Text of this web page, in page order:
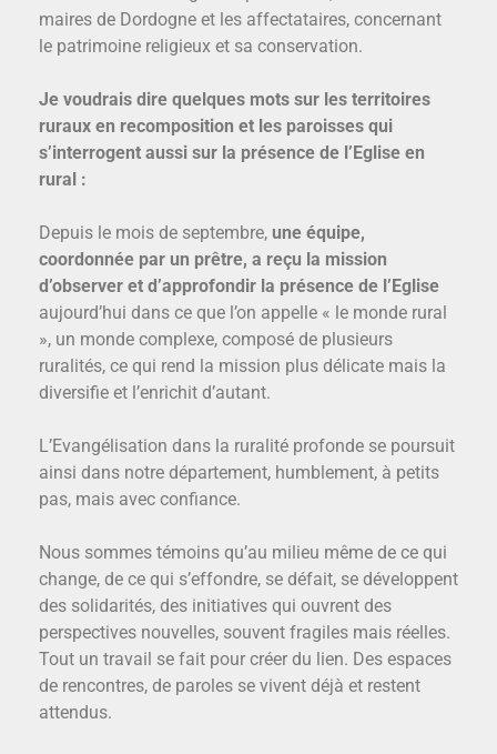
maires de Dordogne et les affectataires, concernant
le patrimoine religieux et sa conservation.
Je voudrais dire quelques mots sur les territoires
ruraux en recomposition et les paroisses qui
s’interrogent aussi sur la présence de l’Eglise en
rural :
Depuis le mois de septembre, une équipe,
coordonnée par un prêtre, a reçu la mission
d’observer et d’approfondir la présence de l’Eglise
aujourd’hui dans ce que l’on appelle « le monde rural
», un monde complexe, composé de plusieurs
ruralités, ce qui rend la mission plus délicate mais la
diversifie et l’enrichit d’autant.
L’Evangélisation dans la ruralité profonde se poursuit
ainsi dans notre département, humblement, à petits
pas, mais avec confiance.
Nous sommes témoins qu’au milieu même de ce qui
change, de ce qui s’effondre, se défait, se développent
des solidarités, des initiatives qui ouvrent des
perspectives nouvelles, souvent fragiles mais réelles.
Tout un travail se fait pour créer du lien. Des espaces
de rencontres, de paroles se vivent déjà et restent
attendus.